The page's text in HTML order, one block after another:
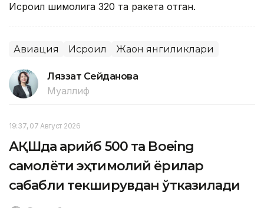
Исроил шимолига 320 та ракета отган.
Авиация Исроил Жаҳон янгиликлари
Ляззат Сейданова
Муаллиф
19:37, 07 Август 2026
АҚШда қарийб 500 та Boeing
самолёти эҳтимолий ёриқлар
сабабли текширувдан ўтказилади